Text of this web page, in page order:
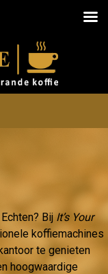
Bij It’s Your
koffiemachines
te genieten
hoogwaardige